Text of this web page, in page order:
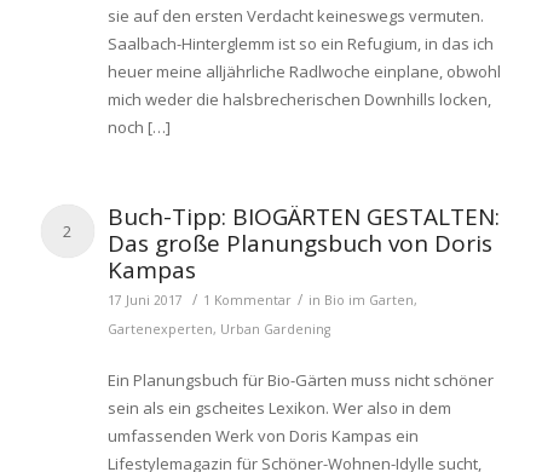
sie auf den ersten Verdacht keineswegs vermuten.
Saalbach-Hinterglemm ist so ein Refugium, in das ich
heuer meine alljährliche Radlwoche einplane, obwohl
mich weder die halsbrecherischen Downhills locken,
noch […]
2
Buch-Tipp: BIOGÄRTEN GESTALTEN:
Das große Planungsbuch von Doris
Kampas
17 Juni 2017 / 1 Kommentar / in Bio im Garten,
Gartenexperten, Urban Gardening
Ein Planungsbuch für Bio-Gärten muss nicht schöner
sein als ein gscheites Lexikon. Wer also in dem
umfassenden Werk von Doris Kampas ein
Lifestylemagazin für Schöner-Wohnen-Idylle sucht,